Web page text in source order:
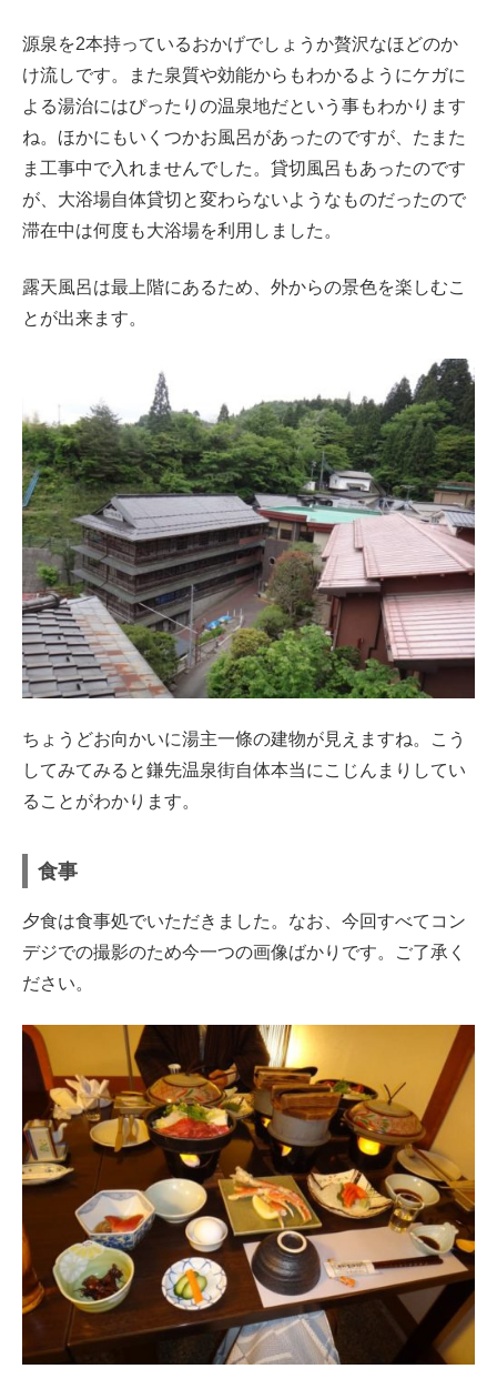
源泉を2本持っているおかげでしょうか贅沢なほどのか
け流しです。また泉質や効能からもわかるようにケガに
よる湯治にはぴったりの温泉地だという事もわかります
ね。ほかにもいくつかお風呂があったのですが、たまた
ま工事中で入れませんでした。貸切風呂もあったのです
が、大浴場自体貸切と変わらないようなものだったので
滞在中は何度も大浴場を利用しました。
露天風呂は最上階にあるため、外からの景色を楽しむこ
とが出来ます。
ちょうどお向かいに湯主一條の建物が見えますね。こう
してみてみると鎌先温泉街自体本当にこじんまりしてい
ることがわかります。
食事
夕食は食事処でいただきました。なお、今回すべてコン
デジでの撮影のため今一つの画像ばかりです。ご了承く
ださい。